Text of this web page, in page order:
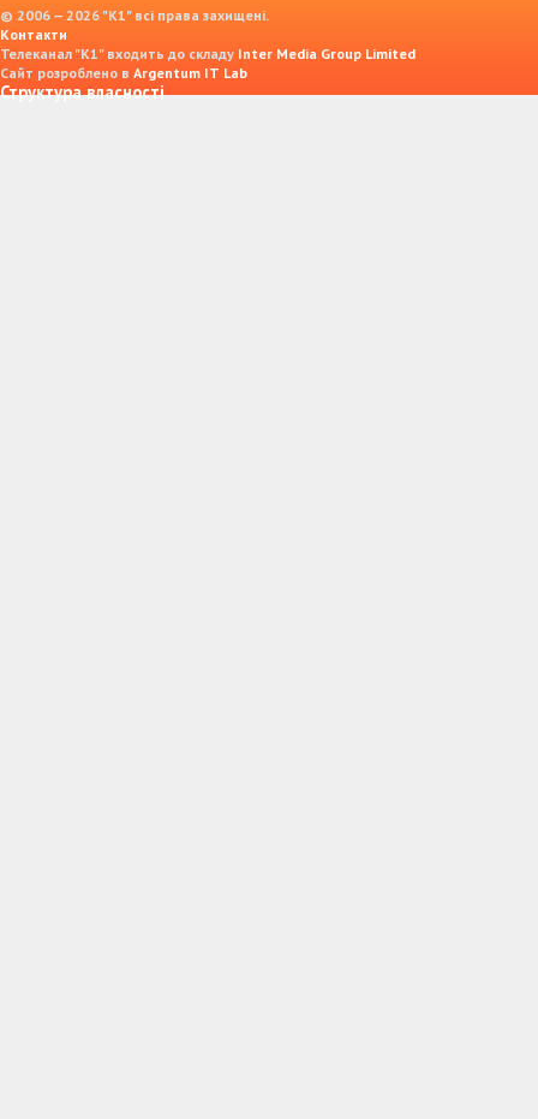
© 2006 — 2026 "K1" всі права захищені.
Контакти
Телеканал "К1" входить до складу Inter Media Group Limited
Сайт розроблено в Argentum IT Lab
Структура власності